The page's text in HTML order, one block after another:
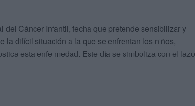
del Cáncer Infantil, fecha que pretende sensibilizar y
la difícil situación a la que se enfrentan los niños,
esta enfermedad. Este día se simboliza con el lazo